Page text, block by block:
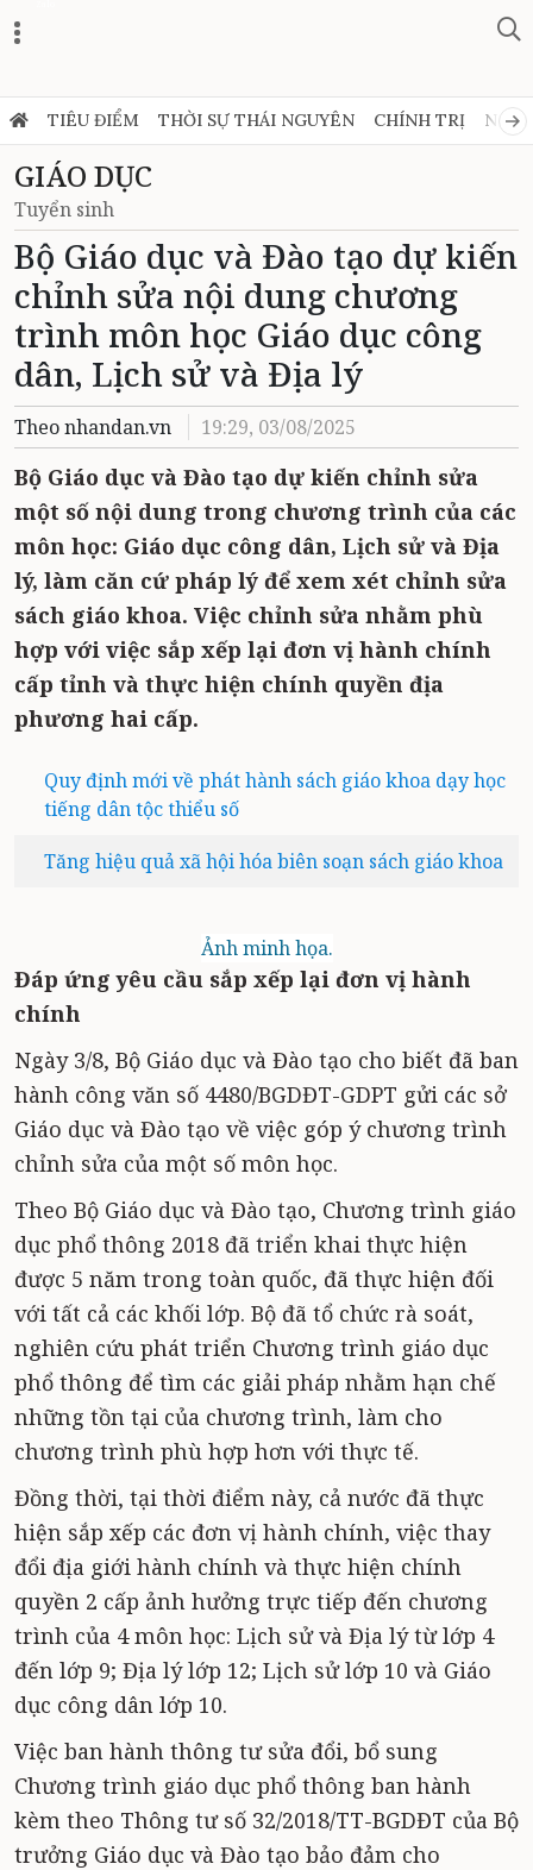
TIÊU ĐIỂM THỜI SỰ THÁI NGUYÊN CHÍNH TRỊ NGHỊ
GIÁO DỤC
Tuyển sinh
Bộ Giáo dục và Đào tạo dự kiến
chỉnh sửa nội dung chương
trình môn học Giáo dục công
dân, Lịch sử và Địa lý
Theo nhandan.vn 19:29, 03/08/2025
Bộ Giáo dục và Đào tạo dự kiến chỉnh sửa
một số nội dung trong chương trình của các
môn học: Giáo dục công dân, Lịch sử và Địa
lý, làm căn cứ pháp lý để xem xét chỉnh sửa
sách giáo khoa. Việc chỉnh sửa nhằm phù
hợp với việc sắp xếp lại đơn vị hành chính
cấp tỉnh và thực hiện chính quyền địa
phương hai cấp.
Quy định mới về phát hành sách giáo khoa dạy học
tiếng dân tộc thiểu số
Tăng hiệu quả xã hội hóa biên soạn sách giáo khoa
Ảnh minh họa.
Đáp ứng yêu cầu sắp xếp lại đơn vị hành
chính
Ngày 3/8, Bộ Giáo dục và Đào tạo cho biết đã ban
hành công văn số 4480/BGDĐT-GDPT gửi các sở
Giáo dục và Đào tạo về việc góp ý chương trình
chỉnh sửa của một số môn học.
Theo Bộ Giáo dục và Đào tạo, Chương trình giáo
dục phổ thông 2018 đã triển khai thực hiện
được 5 năm trong toàn quốc, đã thực hiện đối
với tất cả các khối lớp. Bộ đã tổ chức rà soát,
nghiên cứu phát triển Chương trình giáo dục
phổ thông để tìm các giải pháp nhằm hạn chế
những tồn tại của chương trình, làm cho
chương trình phù hợp hơn với thực tế.
Đồng thời, tại thời điểm này, cả nước đã thực
hiện sắp xếp các đơn vị hành chính, việc thay
đổi địa giới hành chính và thực hiện chính
quyền 2 cấp ảnh hưởng trực tiếp đến chương
trình của 4 môn học: Lịch sử và Địa lý từ lớp 4
đến lớp 9; Địa lý lớp 12; Lịch sử lớp 10 và Giáo
dục công dân lớp 10.
Việc ban hành thông tư sửa đổi, bổ sung
Chương trình giáo dục phổ thông ban hành
kèm theo Thông tư số 32/2018/TT-BGDĐT của Bộ
trưởng Giáo dục và Đào tạo bảo đảm cho